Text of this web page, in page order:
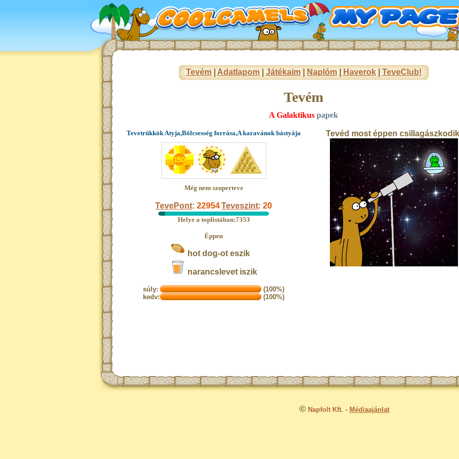
Tevém| Adatlapom| Játékaim| Naplóm| Haverok| TeveClub!
Tevém
A Galaktikus papek
Tevetrükkök Atyja,Bölcsesség forrása,A karavánok bástyája
Még nem szuperteve
TevePont: 22954Teveszint: 20
Helye a toplistában:7353
Éppen
hot dog-ot eszik
narancslevet iszik
súly:
(100%)
kedv:
(100%)
Tevéd most éppen
© Napfolt Kft. - Médiaajánlat